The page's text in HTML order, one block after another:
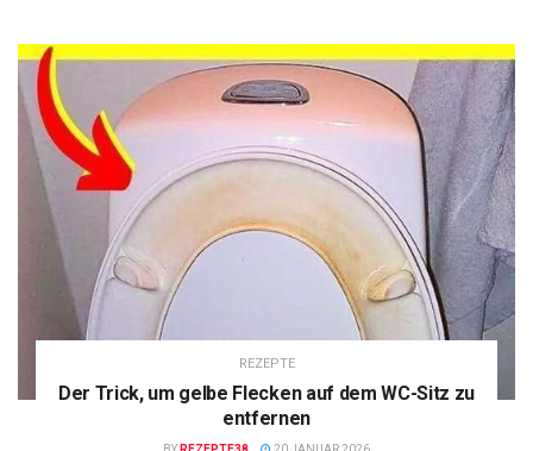
REZEPTE
Der Trick, um gelbe Flecken auf dem WC-Sitz zu
entfernen